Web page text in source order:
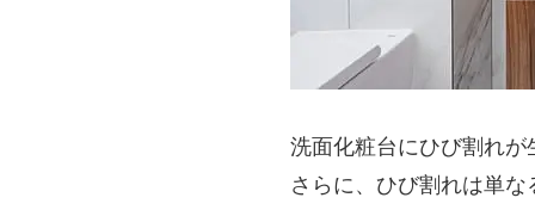
洗面化粧台にひび割れ
さらに、ひび割れは単